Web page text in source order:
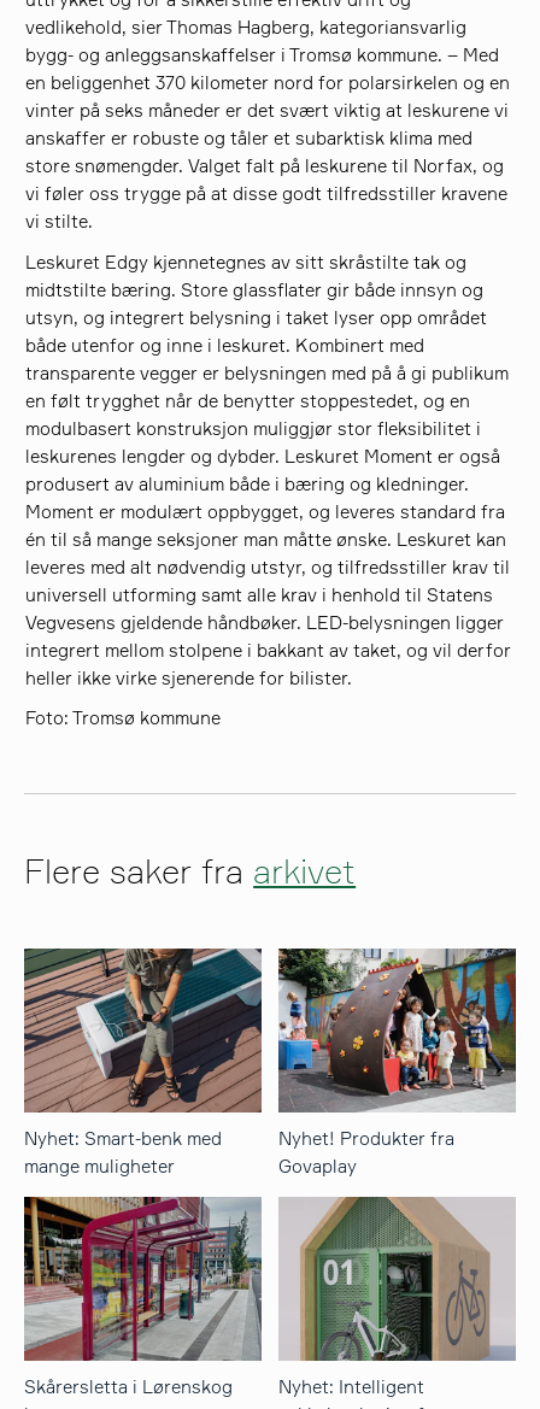
vedlikehold, sier Thomas Hagberg, kategoriansvarlig
bygg- og anleggsanskaffelser i Tromsø kommune. – Med
en beliggenhet 370 kilometer nord for polarsirkelen og en
vinter på seks måneder er det svært viktig at leskurene vi
anskaffer er robuste og tåler et subarktisk klima med
store snømengder. Valget falt på leskurene til Norfax, og
vi føler oss trygge på at disse godt tilfredsstiller kravene
vi stilte.
Leskuret Edgy kjennetegnes av sitt skråstilte tak og
midtstilte bæring. Store glassflater gir både innsyn og
utsyn, og integrert belysning i taket lyser opp området
både utenfor og inne i leskuret. Kombinert med
transparente vegger er belysningen med på å gi publikum
en følt trygghet når de benytter stoppestedet, og en
modulbasert konstruksjon muliggjør stor fleksibilitet i
leskurenes lengder og dybder. Leskuret Moment er også
produsert av aluminium både i bæring og kledninger.
Moment er modulært oppbygget, og leveres standard fra
én til så mange seksjoner man måtte ønske. Leskuret kan
leveres med alt nødvendig utstyr, og tilfredsstiller krav til
universell utforming samt alle krav i henhold til Statens
Vegvesens gjeldende håndbøker. LED-belysningen ligger
integrert mellom stolpene i bakkant av taket, og vil derfor
heller ikke virke sjenerende for bilister.
Foto: Tromsø kommune
Flere saker fra arkivet
Nyhet: Smart-benk med
mange muligheter
Nyhet! Produkter fra
Govaplay
Skårersletta i Lørenskog
Nyhet: Intelligent